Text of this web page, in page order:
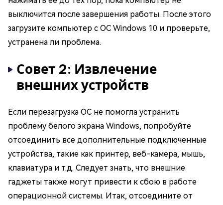
выключится после завершения работы. После этого
загрузите компьютер с ОС Windows 10 и проверьте,
устранена ли проблема.
Совет 2: Извлечение
внешних устройств
Если перезагрузка ОС не помогла устранить
проблему белого экрана Windows, попробуйте
отсоединить все дополнительные подключенные
устройства, такие как принтер, веб-камера, мышь,
клавиатура и т.д. Следует знать, что внешние
гаджеты также могут привести к сбою в работе
операционной системы. Итак, отсоедините от